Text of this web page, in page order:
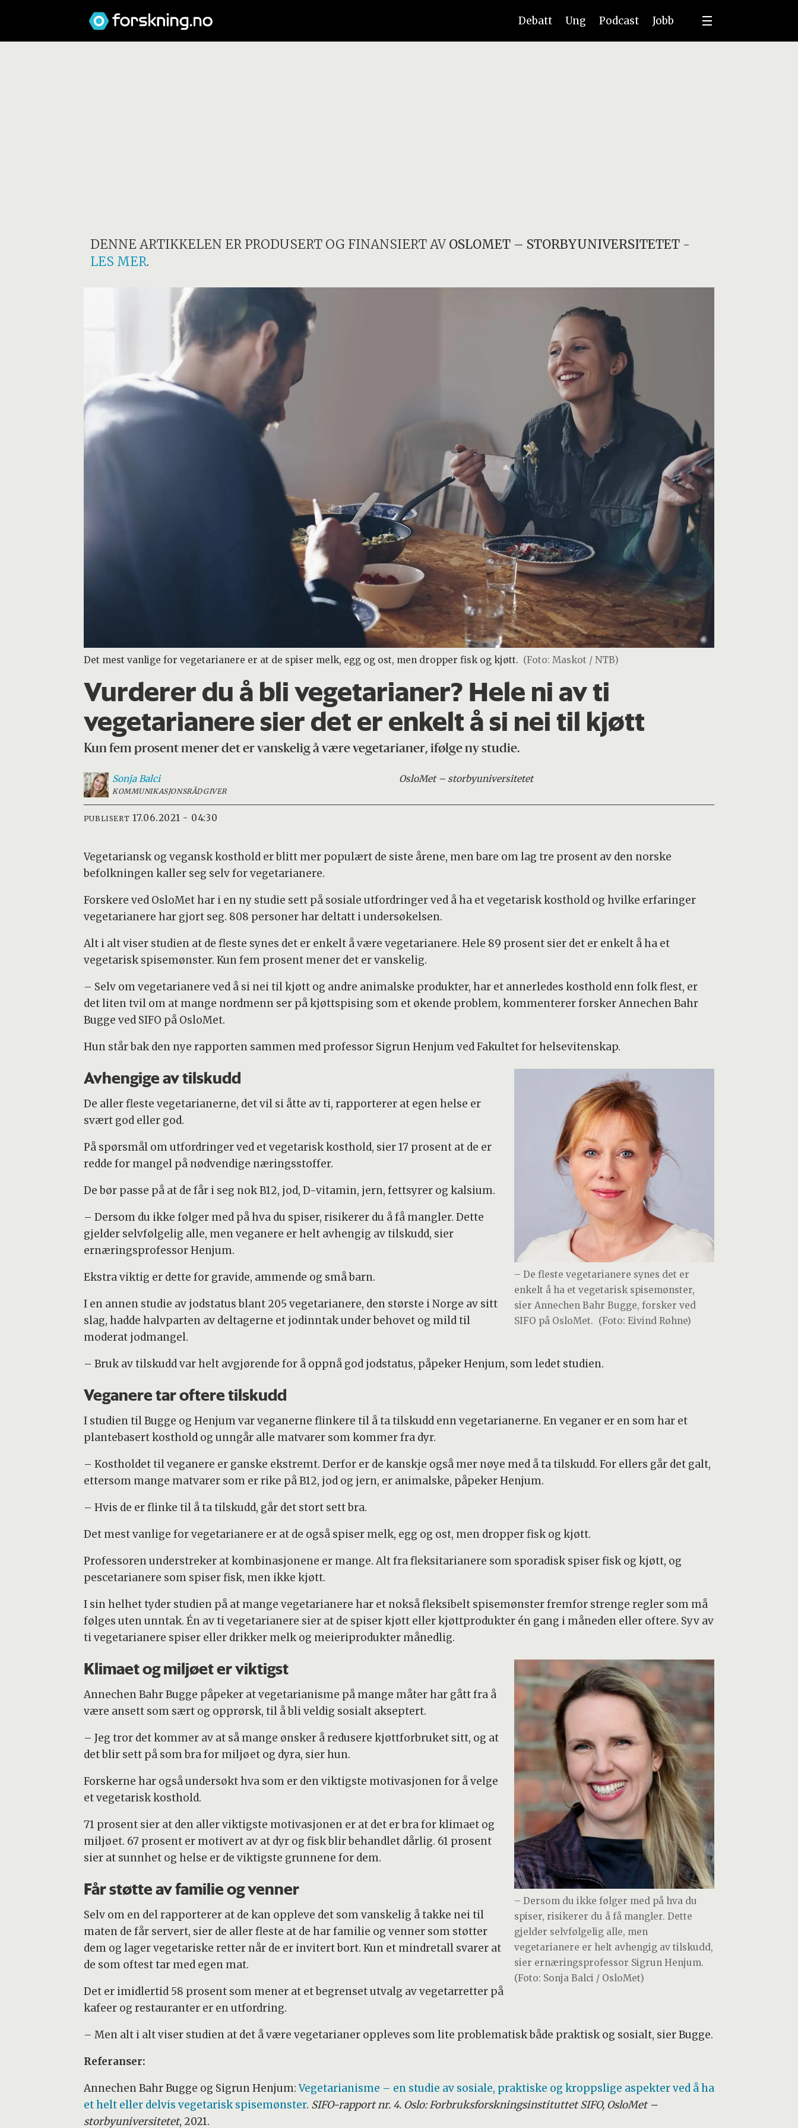
Debatt Ung Podcast Jobb
DENNE ARTIKKELEN ER PRODUSERT OG FINANSIERT AV OSLOMET – STORBYUNIVERSITETET-
LES MER.
Det mest vanlige for vegetarianere er at de spiser melk, egg og ost, men dropper fisk og kjøtt. (Foto: Maskot / NTB)
Vurderer du å bli vegetarianer? Hele ni av ti
vegetarianere sier det er enkelt å si nei til kjøtt
Kun fem prosent mener det er vanskelig å være vegetarianer, ifølge ny studie.
Sonja Balci
KOMMUNIKASJONSRÅDGIVER
OsloMet – storbyuniversitetet
PUBLISERT 17.06.2021 - 04:30
Vegetariansk og vegansk kosthold er blitt mer populært de siste årene, men bare om lag tre prosent av den norske
befolkningen kaller seg selv for vegetarianere.
Forskere ved OsloMet har i en ny studie sett på sosiale utfordringer ved å ha et vegetarisk kosthold og hvilke erfaringer
vegetarianere har gjort seg. 808 personer har deltatt i undersøkelsen.
Alt i alt viser studien at de fleste synes det er enkelt å være vegetarianere. Hele 89 prosent sier det er enkelt å ha et
vegetarisk spisemønster. Kun fem prosent mener det er vanskelig.
– Selv om vegetarianere ved å si nei til kjøtt og andre animalske produkter, har et annerledes kosthold enn folk flest, er
det liten tvil om at mange nordmenn ser på kjøttspising som et økende problem, kommenterer forsker Annechen Bahr
Bugge ved SIFO på OsloMet.
Hun står bak den nye rapporten sammen med professor Sigrun Henjum ved Fakultet for helsevitenskap.
– De fleste vegetarianere synes det er
enkelt å ha et vegetarisk spisemønster,
sier Annechen Bahr Bugge, forsker ved
SIFO på OsloMet. (Foto: Eivind Røhne)
Avhengige av tilskudd
De aller fleste vegetarianerne, det vil si åtte av ti, rapporterer at egen helse er
svært god eller god.
På spørsmål om utfordringer ved et vegetarisk kosthold, sier 17 prosent at de er
redde for mangel på nødvendige næringsstoffer.
De bør passe på at de får i seg nok B12, jod, D-vitamin, jern, fettsyrer og kalsium.
– Dersom du ikke følger med på hva du spiser, risikerer du å få mangler. Dette
gjelder selvfølgelig alle, men veganere er helt avhengig av tilskudd, sier
ernæringsprofessor Henjum.
Ekstra viktig er dette for gravide, ammende og små barn.
I en annen studie av jodstatus blant 205 vegetarianere, den største i Norge av sitt
slag, hadde halvparten av deltagerne et jodinntak under behovet og mild til
moderat jodmangel.
– Bruk av tilskudd var helt avgjørende for å oppnå god jodstatus, påpeker Henjum, som ledet studien.
Veganere tar oftere tilskudd
I studien til Bugge og Henjum var veganerne flinkere til å ta tilskudd enn vegetarianerne. En veganer er en som har et
plantebasert kosthold og unngår alle matvarer som kommer fra dyr.
– Kostholdet til veganere er ganske ekstremt. Derfor er de kanskje også mer nøye med å ta tilskudd. For ellers går det galt,
ettersom mange matvarer som er rike på B12, jod og jern, er animalske, påpeker Henjum.
– Hvis de er flinke til å ta tilskudd, går det stort sett bra.
Det mest vanlige for vegetarianere er at de også spiser melk, egg og ost, men dropper fisk og kjøtt.
Professoren understreker at kombinasjonene er mange. Alt fra fleksitarianere som sporadisk spiser fisk og kjøtt, og
pescetarianere som spiser fisk, men ikke kjøtt.
I sin helhet tyder studien på at mange vegetarianere har et nokså fleksibelt spisemønster fremfor strenge regler som må
følges uten unntak. Én av ti vegetarianere sier at de spiser kjøtt eller kjøttprodukter én gang i måneden eller oftere. Syv av
ti vegetarianere spiser eller drikker melk og meieriprodukter månedlig.
– Dersom du ikke følger med på hva du
spiser, risikerer du å få mangler. Dette
gjelder selvfølgelig alle, men
vegetarianere er helt avhengig av tilskudd,
sier ernæringsprofessor Sigrun Henjum.
(Foto: Sonja Balci / OsloMet)
Klimaet og miljøet er viktigst
Annechen Bahr Bugge påpeker at vegetarianisme på mange måter har gått fra å
være ansett som sært og opprørsk, til å bli veldig sosialt akseptert.
– Jeg tror det kommer av at så mange ønsker å redusere kjøttforbruket sitt, og at
det blir sett på som bra for miljøet og dyra, sier hun.
Forskerne har også undersøkt hva som er den viktigste motivasjonen for å velge
et vegetarisk kosthold.
71 prosent sier at den aller viktigste motivasjonen er at det er bra for klimaet og
miljøet. 67 prosent er motivert av at dyr og fisk blir behandlet dårlig. 61 prosent
sier at sunnhet og helse er de viktigste grunnene for dem.
Får støtte av familie og venner
Selv om en del rapporterer at de kan oppleve det som vanskelig å takke nei til
maten de får servert, sier de aller fleste at de har familie og venner som støtter
dem og lager vegetariske retter når de er invitert bort. Kun et mindretall svarer at
de som oftest tar med egen mat.
Det er imidlertid 58 prosent som mener at et begrenset utvalg av vegetarretter på
kafeer og restauranter er en utfordring.
– Men alt i alt viser studien at det å være vegetarianer oppleves som lite problematisk både praktisk og sosialt, sier Bugge.
Referanser:
Annechen Bahr Bugge og Sigrun Henjum:Vegetarianisme – en studie av sosiale, praktiske og kroppslige aspekter ved å ha
et helt eller delvis vegetarisk spisemønster. SIFO-rapport nr. 4. Oslo: Forbruksforskningsinstituttet SIFO, OsloMet –
storbyuniversitetet, 2021.